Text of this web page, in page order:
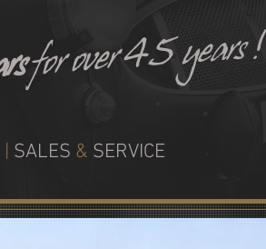
for over 45 years !
SALES & SERVICE